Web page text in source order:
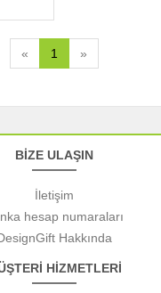
« 1 »
BİZE ULAŞIN
İletişim
hesap numaraları
Hakkında
HİZMETLERİ